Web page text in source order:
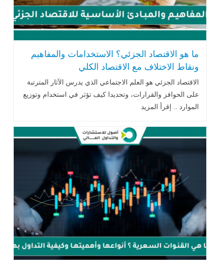
ما هو الاقتصاد الجزئي؟ الاستخدامات والمفاهيم
ونقاط الاختلاف مع الاقتصاد الكلي
الاقتصاد الجزئي هو العلم الاجتماعي الذي يدرس الآثار المترتبة
على الحوافز والقرارات، وتحديدا كيف تؤثر في استخدام وتوزيع
الموارد .. إقرأ المزيد